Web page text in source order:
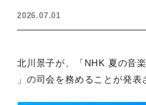
2026.07.01
北川景⼦が、「NHK 夏の⾳
」の司会を務めることが発表